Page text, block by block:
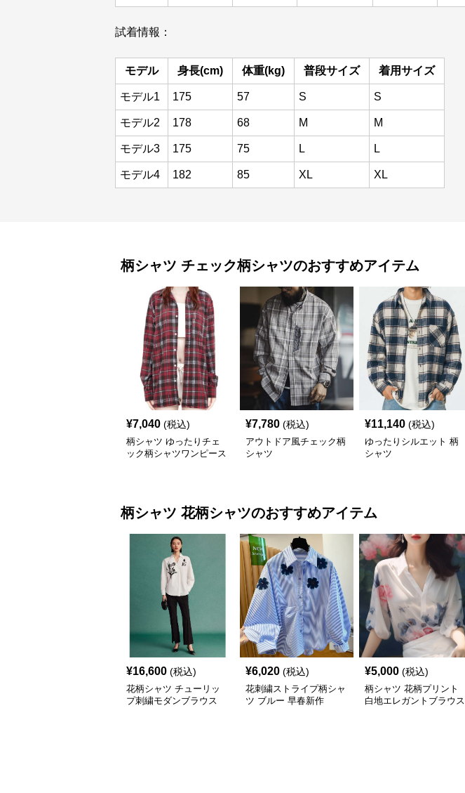
試着情報：
モデル 身長(cm) 体重(kg) 普段サイズ 着用サイズ
モデル1 175 57 S S
モデル2 178 68 M M
モデル3 175 75 L L
モデル4 182 85 XL XL
柄シャツ チェック柄シャツのおすすめアイテム
¥7,040 (税込)
柄シャツ ゆったりチェ
ック柄シャツワンピース
¥7,780 (税込)
アウトドア風チェック柄
シャツ
¥11,140 (税込)
ゆったりシルエット 柄
シャツ
柄シャツ 花柄シャツのおすすめアイテム
¥16,600 (税込)
花柄シャツ チューリッ
プ刺繍モダンブラウス
¥6,020 (税込)
花刺繍ストライプ柄シャ
ツ ブルー 早春新作
¥5,000 (税込)
柄シャツ 花柄プリント
白地エレガントブラウス